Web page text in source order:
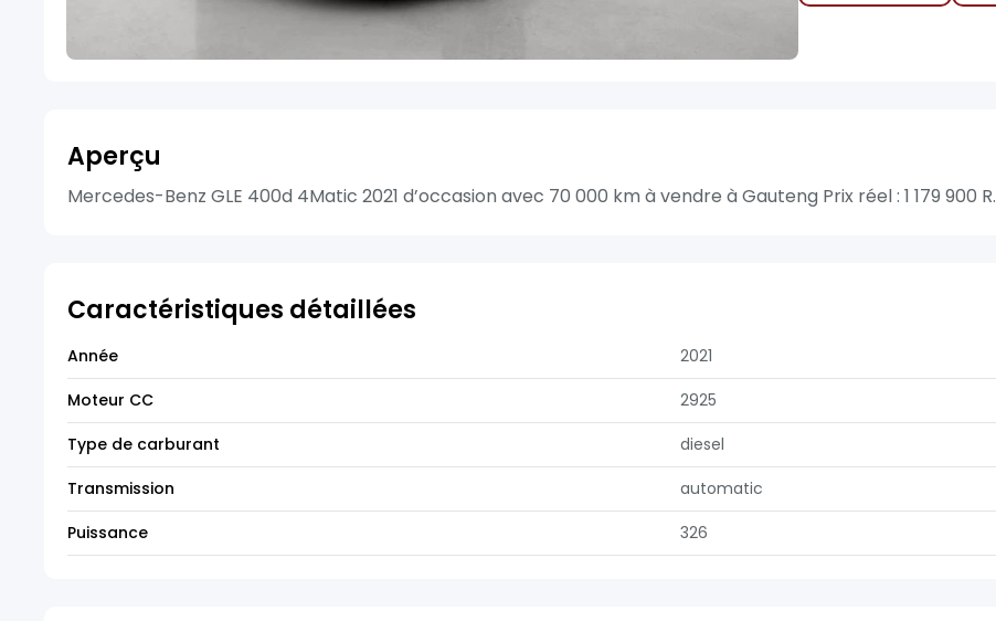
Aperçu
Mercedes-Benz GLE 400d 4Matic 2021 d’occasion avec 70 000 km à vendre à Gauteng Prix réel : 1 179 900 R.
Caractéristiques détaillées
Année
2021
Moteur CC
2925
Type de carburant
diesel
Transmission
automatic
Puissance
326